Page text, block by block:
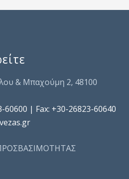
& Μπαχούμη 2, 48100
| Fax: +30-26823-60640